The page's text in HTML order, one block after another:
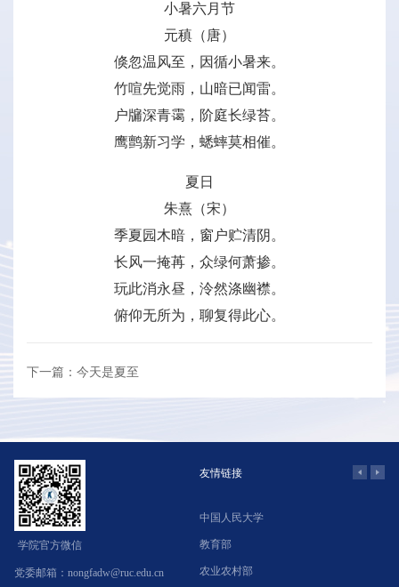
小暑六月节
元稹（唐）
倏忽温风至，因循小暑来。
竹喧先觉雨，山暗已闻雷。
户牖深青霭，阶庭长绿苔。
鹰鹯新习学，蟋蟀莫相催。
夏日
朱熹（宋）
季夏园木暗，窗户贮清阴。
长风一掩苒，众绿何萧掺。
玩此消永昼，泠然涤幽襟。
俯仰无所为，聊复得此心。
下一篇：今天是夏至
学院官方微信
党委邮箱：nongfadw@ruc.edu.cn
友情链接
中国人民大学
教育部
农业农村部